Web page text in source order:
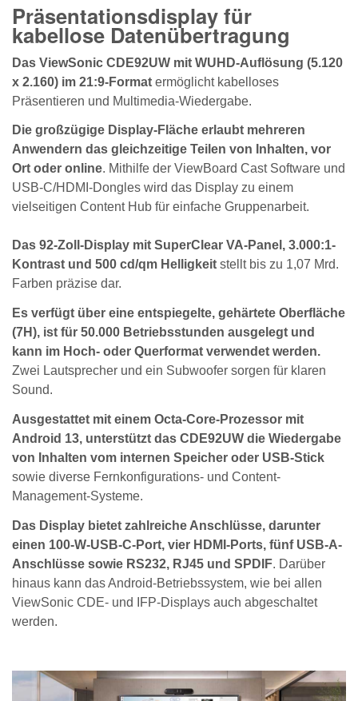
Präsentationsdisplay für
kabellose Datenübertragung
Das ViewSonic CDE92UW mit WUHD-Auflösung (5.120
x 2.160) im 21:9-Format ermöglicht kabelloses
Präsentieren und Multimedia-Wiedergabe.
Die großzügige Display-Fläche erlaubt mehreren
Anwendern das gleichzeitige Teilen von Inhalten, vor
Ort oder online. Mithilfe der ViewBoard Cast Software und
USB-C/HDMI-Dongles wird das Display zu einem
vielseitigen Content Hub für einfache Gruppenarbeit.
Das 92-Zoll-Display mit SuperClear VA-Panel, 3.000:1-
Kontrast und 500 cd/qm Helligkeit stellt bis zu 1,07 Mrd.
Farben präzise dar.
Es verfügt über eine entspiegelte, gehärtete Oberfläche
(7H), ist für 50.000 Betriebsstunden ausgelegt und
kann im Hoch- oder Querformat verwendet werden.
Zwei Lautsprecher und ein Subwoofer sorgen für klaren
Sound.
Ausgestattet mit einem Octa-Core-Prozessor mit
Android 13, unterstützt das CDE92UW die Wiedergabe
von Inhalten vom internen Speicher oder USB-Stick
sowie diverse Fernkonfigurations- und Content-
Management-Systeme.
Das Display bietet zahlreiche Anschlüsse, darunter
einen 100-W-USB-C-Port, vier HDMI-Ports, fünf USB-A-
Anschlüsse sowie RS232, RJ45 und SPDIF. Darüber
hinaus kann das Android-Betriebssystem, wie bei allen
ViewSonic CDE- und IFP-Displays auch abgeschaltet
werden.